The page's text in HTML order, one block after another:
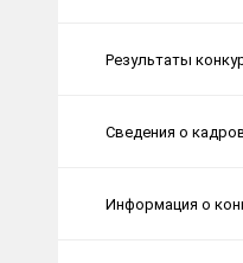
Результаты
Сведения о
Информация о